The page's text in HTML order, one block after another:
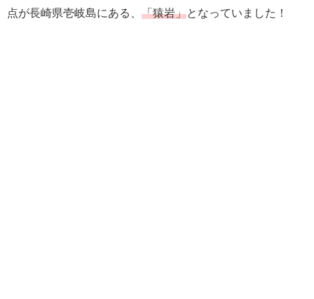
点が長崎県壱岐島にある、 「猿岩」となっていました！